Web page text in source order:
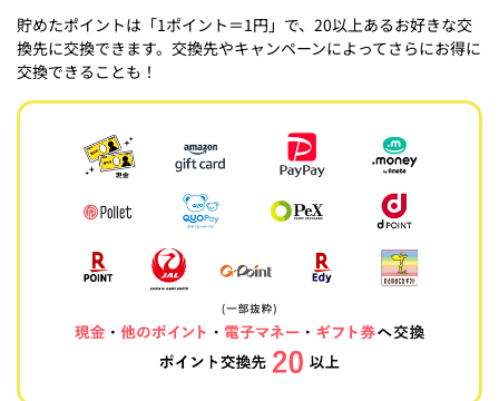
貯めたポイントは「1ポイント＝1円」で、20以上あるお好きな交
換先に交換できます。交換先やキャンペーンによってさらにお得に
交換できることも！